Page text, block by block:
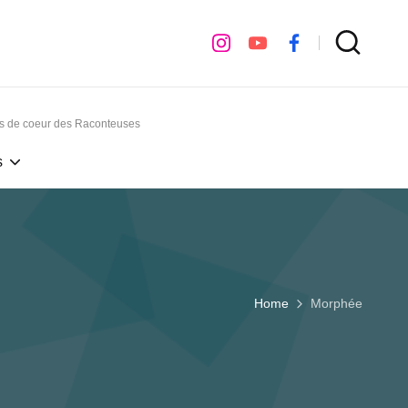
instagramyoutubefacebook
de coeur des Raconteuses
Home Morphée